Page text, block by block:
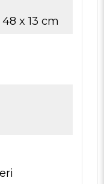
x 13 cm